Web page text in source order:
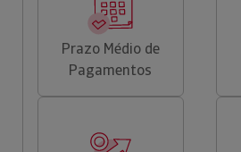
Prazo Médio de
Pagamentos